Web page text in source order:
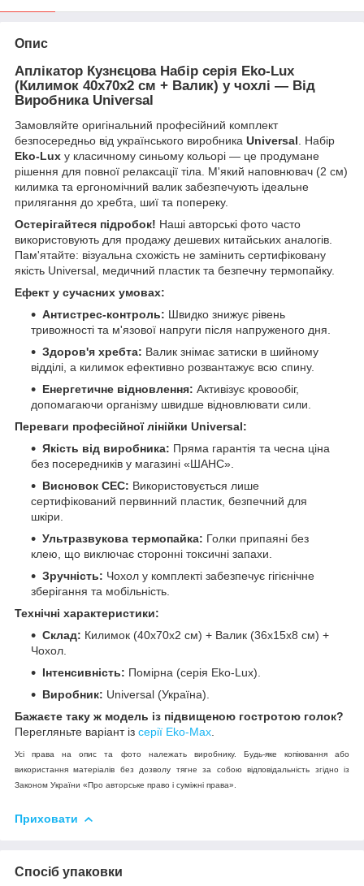
Опис
Аплікатор Кузнєцова Набір серія Eko-Lux
(Килимок 40х70х2 см + Валик) у чохлі — Від
Виробника Universal
Замовляйте оригінальний професійний комплект
безпосередньо від українського виробника Universal . Набір
Eko-Lux у класичному синьому кольорі — це продумане
рішення для повної релаксації тіла. М'який наповнювач (2 см)
килимка та ергономічний валик забезпечують ідеальне
прилягання до хребта, шиї та попереку.
Остерігайтеся підробок! Наші авторські фото часто
використовують для продажу дешевих китайських аналогів.
Пам'ятайте: візуальна схожість не замінить сертифіковану
якість Universal, медичний пластик та безпечну термопайку.
Ефект у сучасних умовах:
Антистрес-контроль: Швидко знижує рівень
тривожності та м'язової напруги після напруженого дня.
Здоров'я хребта: Валик знімає затиски в шийному
відділі, а килимок ефективно розвантажує всю спину.
Енергетичне відновлення: Активізує кровообіг,
допомагаючи організму швидше відновлювати сили.
Переваги професійної лінійки Universal:
Якість від виробника: Пряма гарантія та чесна ціна
без посередників у магазині «ШАНС».
Висновок СЕС: Використовується лише
сертифікований первинний пластик, безпечний для
шкіри.
Ультразвукова термопайка: Голки припаяні без
клею, що виключає сторонні токсичні запахи.
Зручність: Чохол у комплекті забезпечує гігієнічне
зберігання та мобільність.
Технічні характеристики:
Склад: Килимок (40х70х2 см) + Валик (36х15х8 см) +
Чохол.
Інтенсивність: Помірна (серія Eko-Lux).
Виробник: Universal (Україна).
Бажаєте таку ж модель із підвищеною гостротою голок?
Перегляньте варіант із серії Eko-Max
Усі права на опис та фото належать виробнику. Будь-яке копіювання або
використання матеріалів без дозволу тягне за собою відповідальність згідно із
Законом України «Про авторське право і суміжні права».
Приховати
Спосіб упаковки